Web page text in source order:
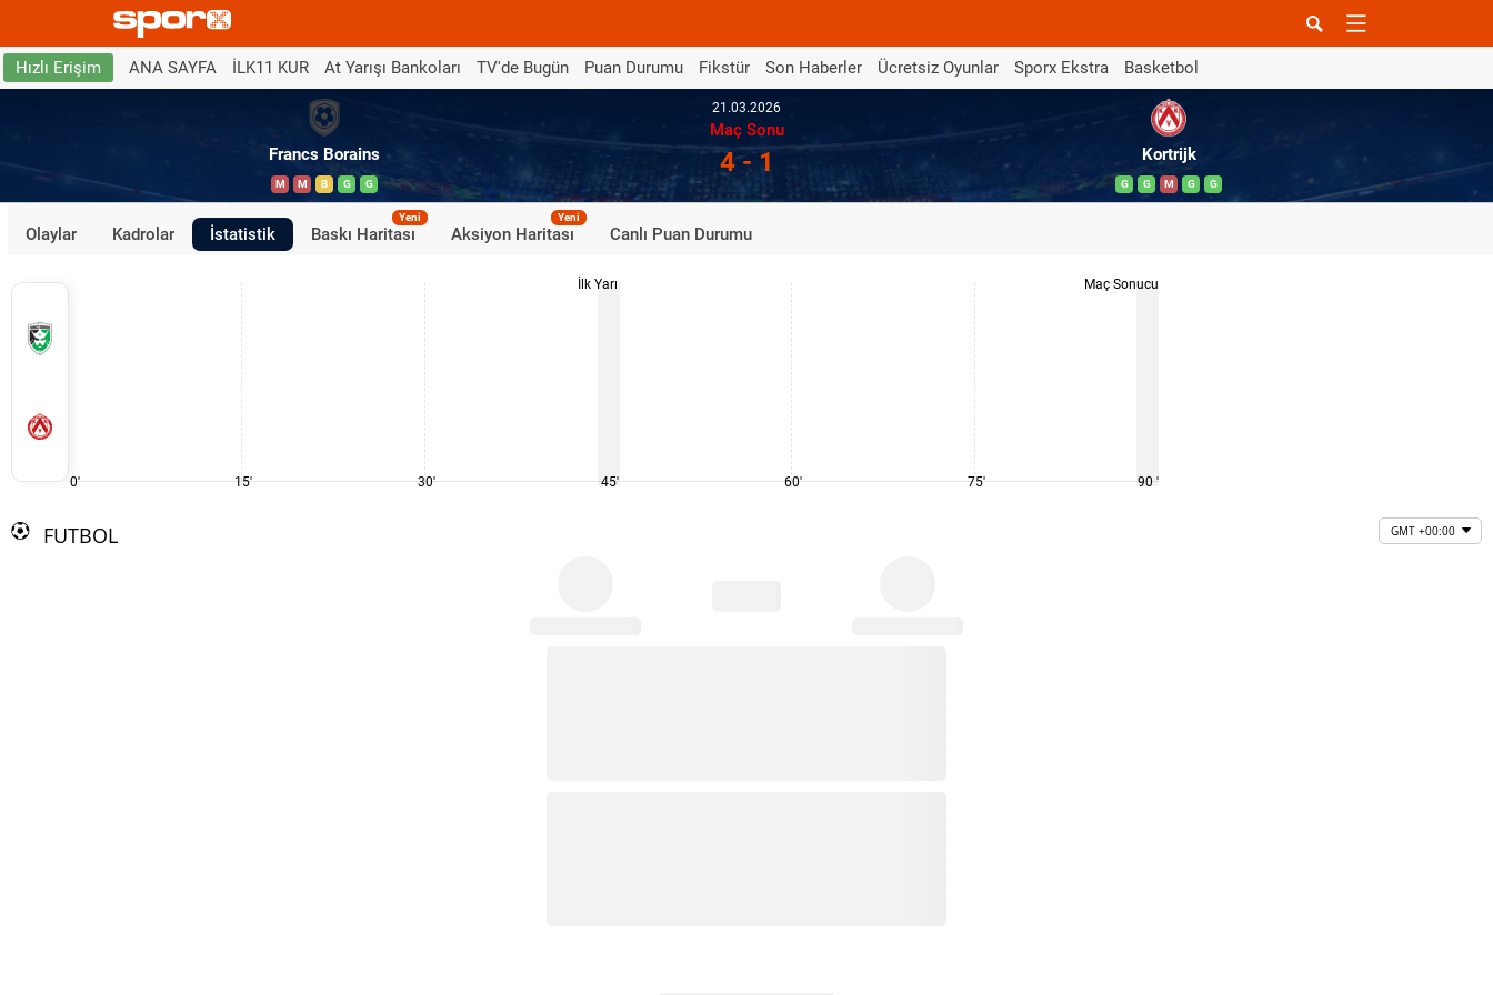
Hızlı Erişim ANA SAYFA İLK11 KUR At Yarışı Bankoları TV'de Bugün Puan Durumu Fikstür Son Haberler Ücretsiz Oyunlar Sporx Ekstra Basketbol
Francs Borains
M M B G G
21.03.2026
Maç Sonu
4 - 1 Kortrijk
G G M G G
Olaylar Kadrolar İstatistik Baskı Haritası
Yeni
Aksiyon Haritası
Yeni
Canlı Puan Durumu
0' 15' 30'
İlk Yarı
45' 60' 75'
Maç Sonucu
90 '
FUTBOL GMT +00:00